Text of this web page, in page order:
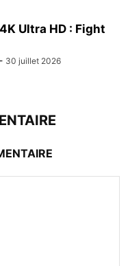
Ultra HD : Fight
- 30 juillet 2026